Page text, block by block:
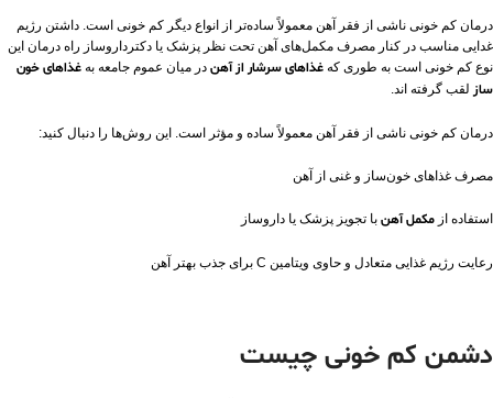
درمان کم خونی ناشی از فقر آهن معمولاً ساده‌تر از انواع دیگر کم خونی است. داشتن رژیم
غدایی مناسب در کنار مصرف مکمل‌های آهن تحت نظر پزشک یا دکترداروساز راه درمان این
نوع کم خونی است به طوری که غذا‌های سرشار از آهن در میان عموم جامعه به غذاهای خون
ساز لقب گرفته اند.
درمان کم‌ خونی ناشی از فقر آهن معمولاً ساده و مؤثر است. این روش‌ها را دنبال کنید:
مصرف غذاهای خون‌ساز و غنی از آهن
استفاده از مکمل آهن با تجویز پزشک یا داروساز
رعایت رژیم غذایی متعادل و حاوی ویتامین C برای جذب بهتر آهن
دشمن کم خونی چیست